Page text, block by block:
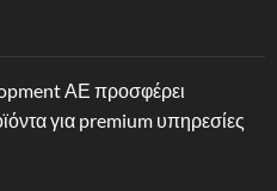
ΑΕ προσφέρει
για premium υπηρεσίες